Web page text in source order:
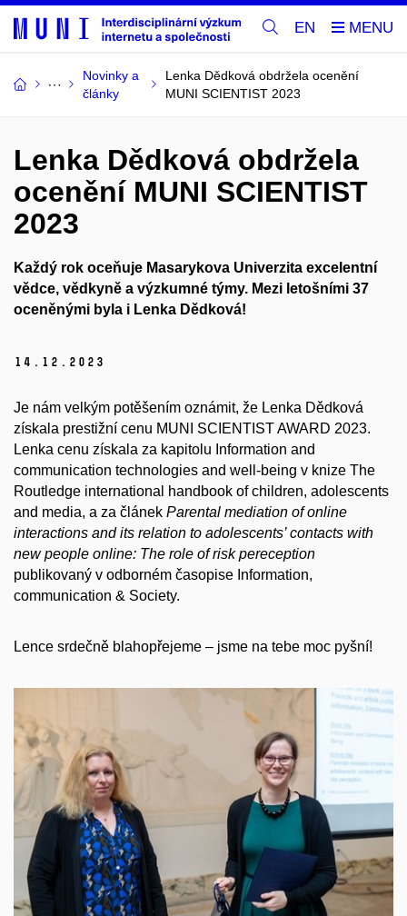
EN
Novinky a
články
Lenka Dědková obdržela ocenění
MUNI SCIENTIST 2023
Lenka Dědková obdržela
ocenění MUNI SCIENTIST
2023
Každý rok oceňuje Masarykova Univerzita excelentní
vědce, vědkyně a výzkumné týmy. Mezi letošními 37
oceněnými byla i Lenka Dědková!
14. 12. 2023
Je nám velkým potěšením oznámit, že Lenka Dědková
získala prestižní cenu MUNI SCIENTIST AWARD 2023.
Lenka cenu získala za kapitolu Information and
communication technologies and well-being v knize The
Routledge international handbook of children, adolescents
and media, a za článek Parental mediation of online
interactions and its relation to adolescents’ contacts with
new people online: The role of risk pereception
publikovaný v odborném časopise Information,
communication & Society.
Lence srdečně blahopřejeme – jsme na tebe moc pyšní!